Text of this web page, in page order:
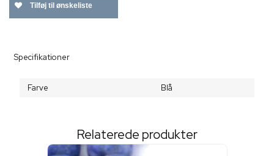
Tilføj til ønskeliste
Specifikationer
Farve Blå
Relaterede produkter